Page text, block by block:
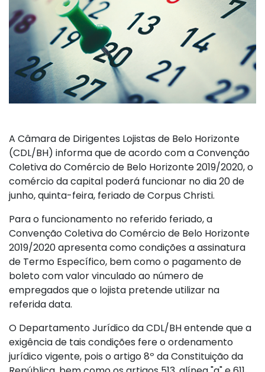
A Câmara de Dirigentes Lojistas de Belo Horizonte
(CDL/BH) informa que de acordo com a Convenção
Coletiva do Comércio de Belo Horizonte 2019/2020, o
comércio da capital poderá funcionar no dia 20 de
junho, quinta-feira, feriado de Corpus Christi.
Para o funcionamento no referido feriado, a
Convenção Coletiva do Comércio de Belo Horizonte
2019/2020 apresenta como condições a assinatura
de Termo Específico, bem como o pagamento de
boleto com valor vinculado ao número de
empregados que o lojista pretende utilizar na
referida data.
O Departamento Jurídico da CDL/BH entende que a
exigência de tais condições fere o ordenamento
jurídico vigente, pois o artigo 8º da Constituição da